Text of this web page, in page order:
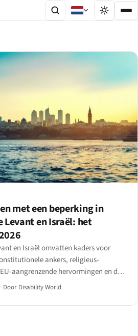
met een beperking in
Levant en Israël: het
en Israël omvatten kaders voor
ankers, religieus-
aangrenzende hervormingen en de
2023 in Turkije-Syrië. Het landschap
· Door Disability World